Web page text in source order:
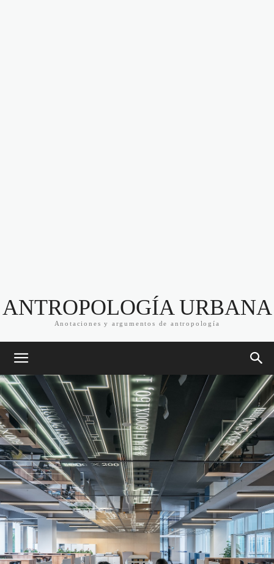
ANTROPOLOGÍA URBANA
Anotaciones y argumentos de antropología